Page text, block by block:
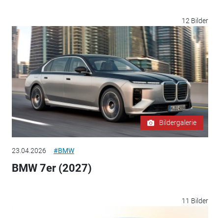
12 Bilder
Bildergalerie
23.04.2026 #BMW
BMW 7er (2027)
11 Bilder